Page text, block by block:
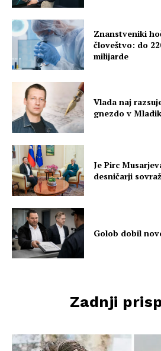
Znanstveniki
človeštvo: do
milijarde
Vlada naj
gnezdo v
Je Pirc
desničarji
Golob dobil
Zadnji